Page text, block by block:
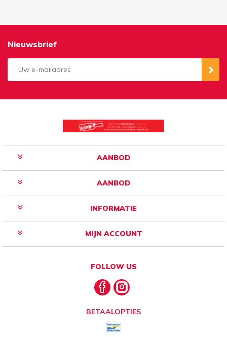
Nieuwsbrief
AANBOD
AANBOD
INFORMATIE
MIJN ACCOUNT
FOLLOW US
BETAALOPTIES